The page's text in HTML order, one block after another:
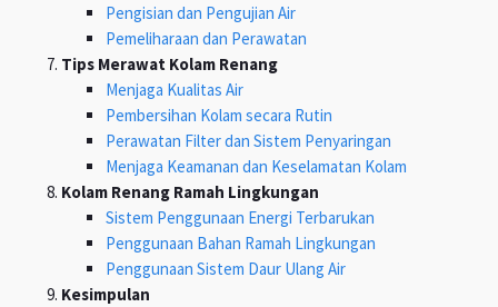
Pengisian dan Pengujian Air
Pemeliharaan dan Perawatan
Tips Merawat Kolam Renang
Menjaga Kualitas Air
Pembersihan Kolam secara Rutin
Perawatan Filter dan Sistem Penyaringan
Menjaga Keamanan dan Keselamatan Kolam
Kolam Renang Ramah Lingkungan
Sistem Penggunaan Energi Terbarukan
Penggunaan Bahan Ramah Lingkungan
Penggunaan Sistem Daur Ulang Air
Kesimpulan